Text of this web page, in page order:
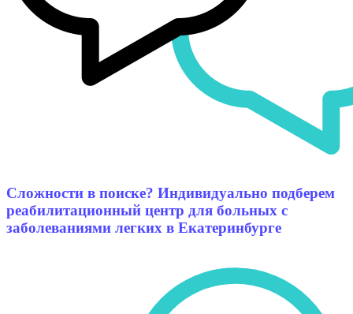
Сложности в поиске? Индивидуально подберем
реабилитационный центр для больных с
заболеваниями легких в Екатеринбурге